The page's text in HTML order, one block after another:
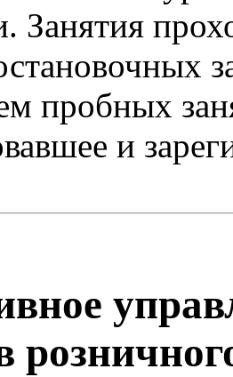
Занятия
пробных
и